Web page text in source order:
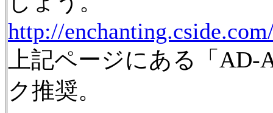
http://
上記ページにある「AD-
ク推奨。